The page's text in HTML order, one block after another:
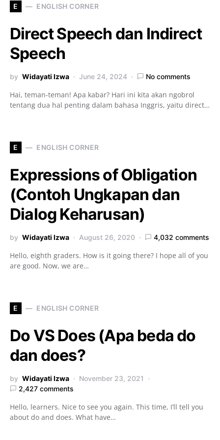
E ENGLISH CORNER
Direct Speech dan Indirect
Speech
by Widayati Izwa June 24, 2024 No comments
Hai, teman-teman! Apa kabar? Hari ini kita akan ngobrol
tentang dua hal penting dalam bahasa Inggris, yaitu direct…
E ENGLISH CORNER
Expressions of Obligation
(Contoh Ungkapan dan
Dialog Keharusan)
by Widayati Izwa August 26, 2020 4,032 comments
Hello, eighth graders. How is it going there? I hope all of you
are good. Now, we are…
E ENGLISH CORNER
Do VS Does (Apa beda do
dan does?
by Widayati Izwa
November 23, 2021
2,427 comments
Hello, learners. Nice to see you again. This time, I’ll tell you
about do and does. What have…